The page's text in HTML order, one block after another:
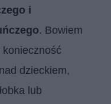
i
. Bowiem
konieczność
dzieckiem,
lub